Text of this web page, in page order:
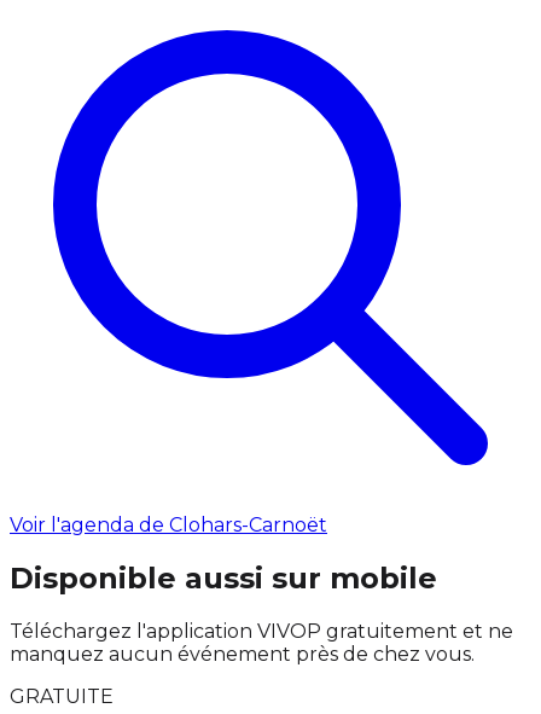
Voir l'agenda de Clohars-Carnoët
Disponible aussi sur mobile
Téléchargez l'application VIVOP gratuitement et ne
manquez aucun événement près de chez vous.
GRATUITE